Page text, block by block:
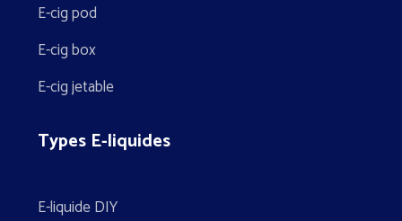
E-cig pod
E-cig box
E-cig jetable
Types E-liquides
E-liquide DIY